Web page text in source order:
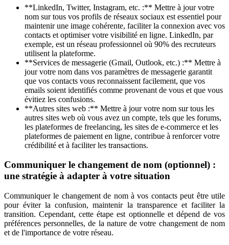
**LinkedIn, Twitter, Instagram, etc. :** Mettre à jour votre
nom sur tous vos profils de réseaux sociaux est essentiel pour
maintenir une image cohérente, faciliter la connexion avec vos
contacts et optimiser votre visibilité en ligne. LinkedIn, par
exemple, est un réseau professionnel où 90% des recruteurs
utilisent la plateforme.
**Services de messagerie (Gmail, Outlook, etc.) :** Mettre à
jour votre nom dans vos paramètres de messagerie garantit
que vos contacts vous reconnaissent facilement, que vos
emails soient identifiés comme provenant de vous et que vous
évitiez les confusions.
**Autres sites web :** Mettre à jour votre nom sur tous les
autres sites web où vous avez un compte, tels que les forums,
les plateformes de freelancing, les sites de e-commerce et les
plateformes de paiement en ligne, contribue à renforcer votre
crédibilité et à faciliter les transactions.
Communiquer le changement de nom (optionnel) :
une stratégie à adapter à votre situation
Communiquer le changement de nom à vos contacts peut être utile
pour éviter la confusion, maintenir la transparence et faciliter la
transition. Cependant, cette étape est optionnelle et dépend de vos
préférences personnelles, de la nature de votre changement de nom
et de l'importance de votre réseau.